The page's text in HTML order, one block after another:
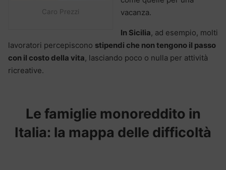
Caro Prezzi
vacanza.
In Sicilia, ad esempio, molti
lavoratori percepiscono stipendi che non tengono il passo
con il costo della vita, lasciando poco o nulla per attività
ricreative.
Le famiglie monoreddito in
Italia: la mappa delle difficoltà